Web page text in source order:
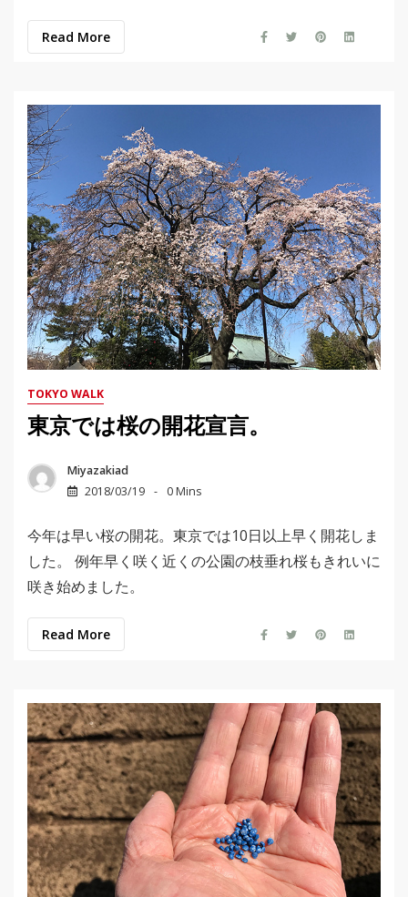
Read More
TOKYO WALK
東京では桜の開花宣言。
Miyazakiad
2018/03/19
0 Mins
今年は早い桜の開花。東京では10日以上早く開花しま
した。 例年早く咲く近くの公園の枝垂れ桜もきれいに
咲き始めました。
Read More